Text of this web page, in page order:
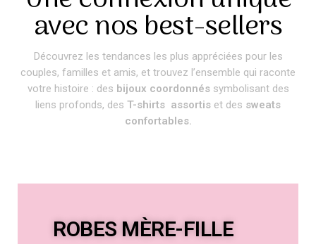
avec nos best-sellers
Découvrez les tendances les plus appréciées pour les
couples, familles et amis, et trouvez l’ensemble qui raconte
votre histoire : des bijoux coordonnéssymbolisant des
liens profonds, des T-shirts assortis et des sweats
confortables.
ROBES MÈRE-FILLE